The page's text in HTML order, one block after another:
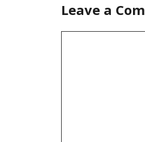
Leave a